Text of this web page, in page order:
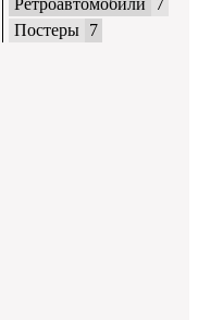
Ретроавтомобили
7
Постеры 7